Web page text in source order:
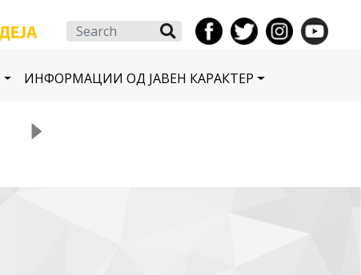
Search
ИНФОРМАЦИИ ОД ЈАВЕН КАРАКТЕР